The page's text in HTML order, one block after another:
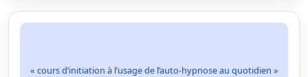
« cours d’initiation à l’usage de l’auto-hypnose au quotidien »